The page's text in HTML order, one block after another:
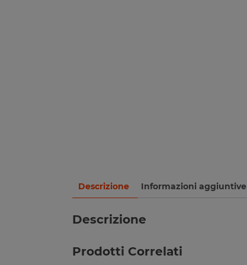
Descrizione Informazioni aggiuntive
Descrizione
Prodotti Correlati